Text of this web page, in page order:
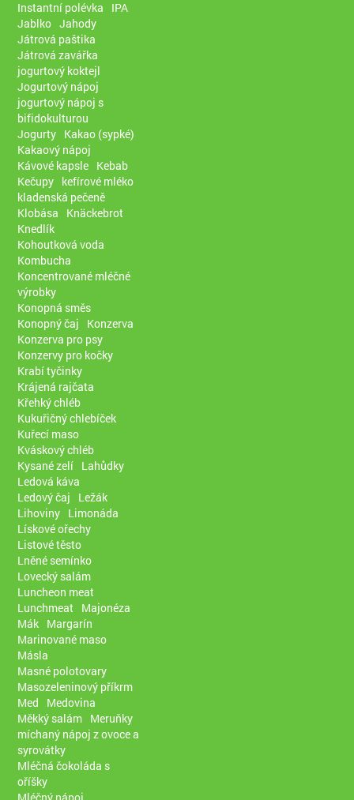
Instantní polévka
IPA
Jablko Jahody
Játrová paštika
Játrová zavářka
jogurtový koktejl
Jogurtový nápoj
jogurtový nápoj s
bifidokulturou
Jogurty Kakao (sypké)
Kakaový nápoj
Kávové kapsle Kebab
Kečupy kefírové mléko
kladenská pečeně
Klobása
Knäckebrot
Knedlík
Kohoutková voda
Kombucha
Koncentrované mléčné
výrobky
Konopná směs
Konopný čaj
Konzerva
Konzerva pro psy
Konzervy pro kočky
Krabí tyčinky
Krájená rajčata
Křehký chléb
Kukuřičný chlebíček
Kuřecí maso
Kváskový chléb
Kysané zelí Lahůdky
Ledová káva
Ledový čaj
Ležák
Lihoviny Limonáda
Lískové ořechy
Listové těsto
Lněné semínko
Lovecký salám
Luncheon meat
Lunchmeat Majonéza
Mák Margarín
Marinované maso
Másla
Masné polotovary
Masozeleninový příkrm
Med
Medovina
Měkký salám Meruňky
míchaný nápoj z ovoce a
syrovátky
Mléčná čokoláda s
oříšky
Mléčný nápoj